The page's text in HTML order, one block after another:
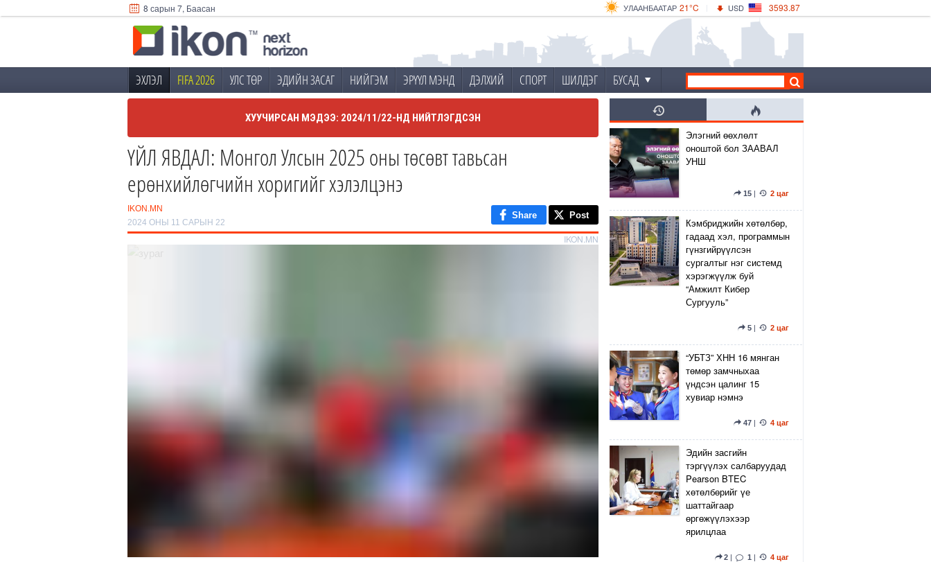
8 сарын 7, Баасан 21°C
УЛААНБААТАР
26°C
ДАРХАН
23°C
ЭРДЭНЭТ
USD 3593.87
4141.04
ЭХЛЭЛ FIFA 2026 УЛС ТӨР ЭДИЙН ЗАСАГ НИЙГЭМ ЭРҮҮЛ МЭНД ДЭЛХИЙ СПОРТ ШИЛДЭГ БУСАД
ХУУЧИРСАН МЭДЭЭ: 2024/11/22-НД НИЙТЛЭГДСЭН
ҮЙЛ ЯВДАЛ: Монгол Улсын 2025 оны төсөвт тавьсан
ерөнхийлөгчийн хоригийг хэлэлцэнэ
IKON.MN
2024 ОНЫ 11 САРЫН 22
Share Post
IKON.MN
Элэгний өөхлөлт
оноштой бол ЗААВАЛ
УНШ
15| 2 цаг
Кэмбриджийн хөтөлбөр,
гадаад хэл, программын
гүнзгийрүүлсэн
сургалтыг нэг системд
хэрэгжүүлж буй
“Амжилт Кибер
Сургууль”
5| 2 цаг
“УБТЗ” ХНН 16 мянган
төмөр замчныхаа
үндсэн цалинг 15
хувиар нэмнэ
47| 4 цаг
Эдийн засгийн
тэргүүлэх салбаруудад
Pearson BTEC
хөтөлбөрийг үе
шаттайгаар
өргөжүүлэхээр
ярилцлаа
2 | 1 | 4 цаг